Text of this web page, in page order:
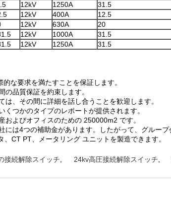
12kV 1250A 31.5
12kV 400A 12.5
12kV 630A 20
12kV 1000A 31.5
12kV 1250A 31.5
な要求を満たすことを保証します。
の品質保証を約束します。
は、その間に詳細を話し合うことを歓迎します。
くつかのタイプのレポートが提供されます。
およびオフィスのための 250000m2 です。
には4つの補助金があります。したがって、グルー
、CT PT、メータリング ユニットを製造できます。
接続解除スイッチ 24kv高圧接続解除スイッチ